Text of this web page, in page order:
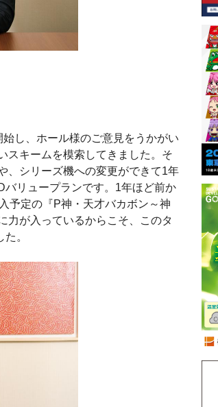
し、ホール様のご意見をうかがい
スキームを模索してきました。そ
、シリーズ機への変更ができて1年
バリュープランです。1年ほど前か
予定の『P神・天才バカボン～神
力が入っているからこそ、このタ
。